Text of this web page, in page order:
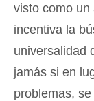
visto como un
incentiva la
universalidad
jamás si en
problemas,